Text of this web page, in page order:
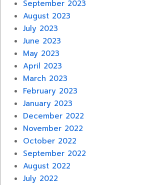
September 2023
August 2023
July 2023
June 2023
May 2023
April 2023
March 2023
February 2023
January 2023
December 2022
November 2022
October 2022
September 2022
August 2022
July 2022